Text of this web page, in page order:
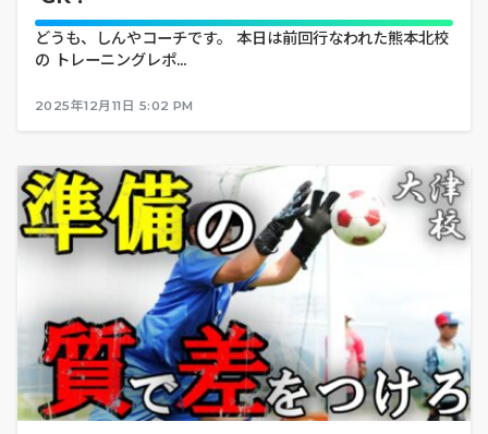
どうも、しんやコーチです。 本日は前回行なわれた熊本北校
の トレーニングレポ...
2025年12月11日 5:02 PM